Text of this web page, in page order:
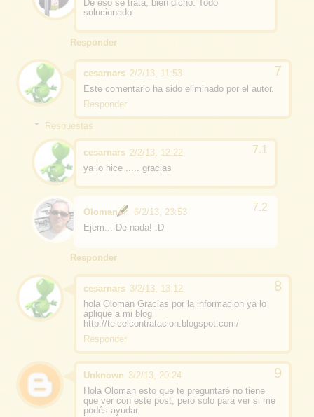
De eso se trata, bien dicho. Todo
solucionado.
Responder
cesarnars 2/2/13, 11:53
Este comentario ha sido eliminado por el autor.
Responder
Respuestas
cesarnars 2/2/13, 12:22
ya lo hice ..... gracias
Oloman
6/2/13, 23:53
Ejem... De nada! :D
Responder
cesarnars 3/2/13, 13:12
hola Oloman Gracias por la informacion ya lo
aplique a mi blog
http://telcelcontratacion.blogspot.com/
Responder
Unknown 3/2/13, 20:24
Hola Oloman esto que te preguntaré no tiene
que ver con este post, pero solo para ver si me
podés ayudar.